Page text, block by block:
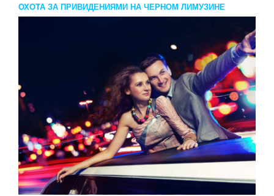
ОХОТА ЗА ПРИВИДЕНИЯМИ НА ЧЕРНОМ ЛИМУЗИНЕ